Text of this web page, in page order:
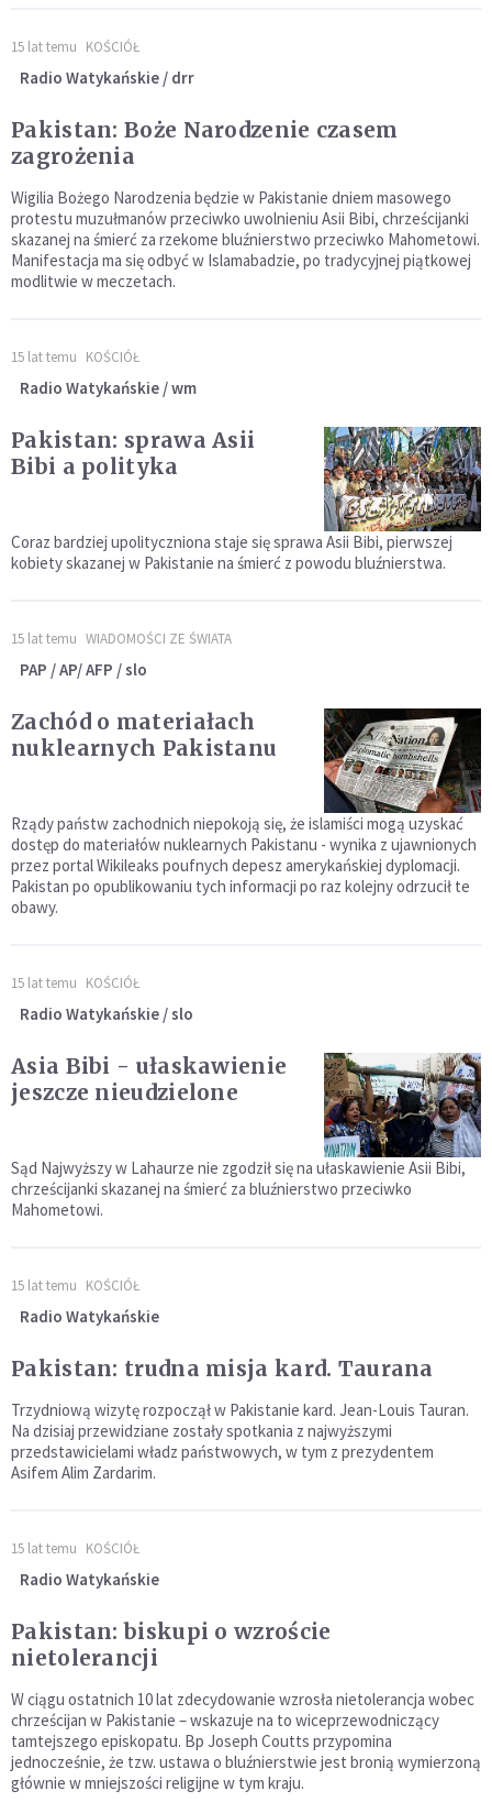
15 lat temu KOŚCIÓŁ
Radio Watykańskie / drr
Pakistan: Boże Narodzenie czasem
zagrożenia
Wigilia Bożego Narodzenia będzie w Pakistanie dniem masowego
protestu muzułmanów przeciwko uwolnieniu Asii Bibi, chrześcijanki
skazanej na śmierć za rzekome bluźnierstwo przeciwko Mahometowi.
Manifestacja ma się odbyć w Islamabadzie, po tradycyjnej piątkowej
modlitwie w meczetach.
15 lat temu KOŚCIÓŁ
Radio Watykańskie / wm
Pakistan: sprawa Asii
Bibi a polityka
Coraz bardziej upolityczniona staje się sprawa Asii Bibi, pierwszej
kobiety skazanej w Pakistanie na śmierć z powodu bluźnierstwa.
15 lat temu WIADOMOŚCI ZE ŚWIATA
PAP / AP/ AFP / slo
Zachód o materiałach
nuklearnych Pakistanu
Rządy państw zachodnich niepokoją się, że islamiści mogą uzyskać
dostęp do materiałów nuklearnych Pakistanu - wynika z ujawnionych
przez portal Wikileaks poufnych depesz amerykańskiej dyplomacji.
Pakistan po opublikowaniu tych informacji po raz kolejny odrzucił te
obawy.
15 lat temu KOŚCIÓŁ
Radio Watykańskie / slo
Asia Bibi - ułaskawienie
jeszcze nieudzielone
Sąd Najwyższy w Lahaurze nie zgodził się na ułaskawienie Asii Bibi,
chrześcijanki skazanej na śmierć za bluźnierstwo przeciwko
Mahometowi.
15 lat temu KOŚCIÓŁ
Radio Watykańskie
Pakistan: trudna misja kard. Taurana
Trzydniową wizytę rozpoczął w Pakistanie kard. Jean-Louis Tauran.
Na dzisiaj przewidziane zostały spotkania z najwyższymi
przedstawicielami władz państwowych, w tym z prezydentem
Asifem Alim Zardarim.
15 lat temu KOŚCIÓŁ
Radio Watykańskie
Pakistan: biskupi o wzroście
nietolerancji
W ciągu ostatnich 10 lat zdecydowanie wzrosła nietolerancja wobec
chrześcijan w Pakistanie – wskazuje na to wiceprzewodniczący
tamtejszego episkopatu. Bp Joseph Coutts przypomina
jednocześnie, że tzw. ustawa o bluźnierstwie jest bronią wymierzoną
głównie w mniejszości religijne w tym kraju.